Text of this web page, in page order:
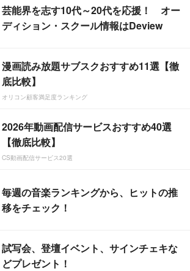
芸能界を志す10代～20代を応援！ オー
ディション・スクール情報はDeview
漫画読み放題サブスクおすすめ11選【徹
底比較】
オリコン顧客満足度ランキング
2026年動画配信サービスおすすめ40選
【徹底比較】
CS動画配信サービス20選
毎週の音楽ランキングから、ヒットの推
移をチェック！
試写会、登壇イベント、サインチェキな
どプレゼント！